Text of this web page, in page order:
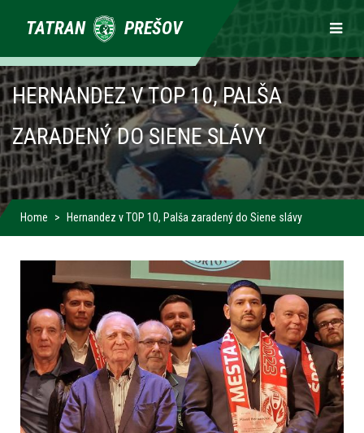
TATRAN PREŠOV
Primárne
odkazy
HERNANDEZ V TOP 10, PALŠA
ZARADENÝ DO SIENE SLÁVY
Home Hernandez v TOP 10, Palša zaradený do Siene slávy